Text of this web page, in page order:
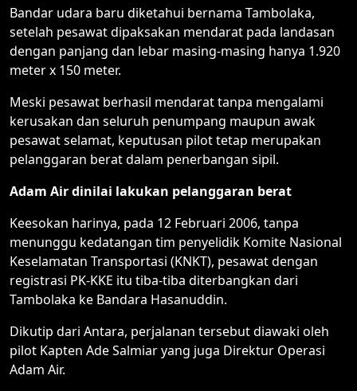
Bandar udara baru diketahui bernama Tambolaka,
setelah pesawat dipaksakan mendarat pada landasan
dengan panjang dan lebar masing-masing hanya 1.920
meter x 150 meter.
Meski pesawat berhasil mendarat tanpa mengalami
kerusakan dan seluruh penumpang maupun awak
pesawat selamat, keputusan pilot tetap merupakan
pelanggaran berat dalam penerbangan sipil.
Adam Air dinilai lakukan pelanggaran berat
Keesokan harinya, pada 12 Februari 2006, tanpa
menunggu kedatangan tim penyelidik Komite Nasional
Keselamatan Transportasi (KNKT), pesawat dengan
registrasi PK-KKE itu tiba-tiba diterbangkan dari
Tambolaka ke Bandara Hasanuddin.
Dikutip dari Antara, perjalanan tersebut diawaki oleh
pilot Kapten Ade Salmiar yang juga Direktur Operasi
Adam Air.